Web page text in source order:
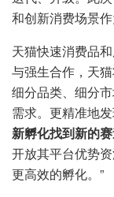
和创新消费场景作
天猫快速消费品
与强生合作，天
细分品类、细分
需求。更精准地
新孵化找到新的
开放其平台优势
更高效的孵化。”